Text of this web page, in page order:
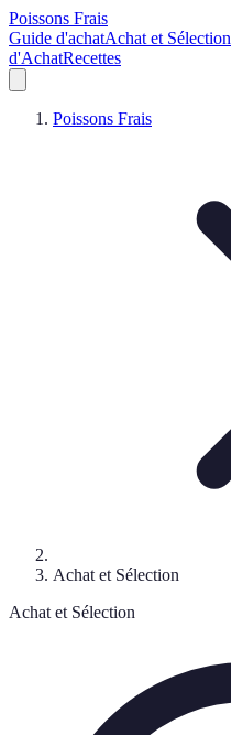
Poissons Frais
Guide d'achatAchat et Sélection
d'AchatRecettes
Poissons Frais
Achat et Sélection
Achat et Sélection